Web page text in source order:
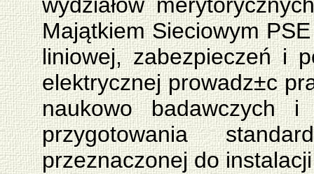
wydziałów
Majątkiem Sieciowym
liniowej, zabezpieczeń i
elektrycznej prowadz±c
naukowo badawczych
przygotowania
przeznaczonej do